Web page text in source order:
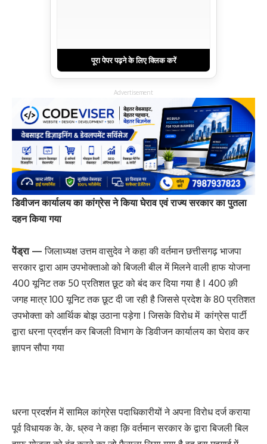
पूरा पेपर पढ़ने के लिए क्लिक करें
Advertisement
डिवीजन कार्यालय का कांग्रेस ने किया घेराव एवं राज्य सरकार का पुतला
दहन किया गया
पेंड्रा — जिलाध्यक्ष उत्तम वासुदेव ने कहा की वर्तमान छत्तीसगढ़ भाजपा
सरकार द्वारा आम उपभोक्ताओ को बिजली बील में मिलने वाली हाफ योजना
400 यूनिट तक 50 प्रतिशत छूट को बंद कर दिया गया है I 400 क़ी
जगह मात्र 100 यूनिट तक छूट दी जा रही है जिससे प्रदेश के 80 प्रतिशत
उपभोक्ता को आर्थिक बोझ उठाना पड़ेगा I जिसके विरोध में कांग्रेस पार्टी
द्वारा धरना प्रदर्शन कर बिजली विभाग के डिवीजन कार्यालय का घेराव कर
ज्ञापन सौपा गया
धरना प्रदर्शन में सामिल कांग्रेस पदाधिकारीयों ने अपना विरोध दर्ज कराया
पूर्व विधायक के. के. ध्रुव ने कहा क़ि वर्तमान सरकार के द्वारा बिजली बिल